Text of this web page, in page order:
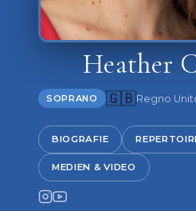
Heather
SOPRANO 🇬🇧Regno
BIOGRAFIE
MEDIEN & VIDEO